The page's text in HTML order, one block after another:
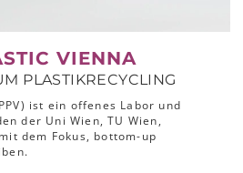
VIENNA
PLASTIKRECYCLING
ist ein offenes Labor und
der Uni Wien, TU Wien,
dem Fokus, bottom-up